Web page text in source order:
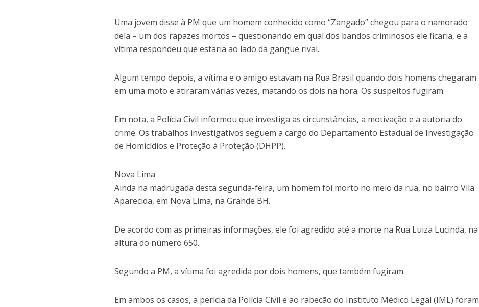
Uma jovem disse à PM que um homem conhecido como “Zangado” chegou para o namorado
dela – um dos rapazes mortos – questionando em qual dos bandos criminosos ele ficaria, e a
vítima respondeu que estaria ao lado da gangue rival.
Algum tempo depois, a vítima e o amigo estavam na Rua Brasil quando dois homens chegaram
em uma moto e atiraram várias vezes, matando os dois na hora. Os suspeitos fugiram.
Em nota, a Polícia Civil informou que investiga as circunstâncias, a motivação e a autoria do
crime. Os trabalhos investigativos seguem a cargo do Departamento Estadual de Investigação
de Homicídios e Proteção à Proteção (DHPP).
Nova Lima
Ainda na madrugada desta segunda-feira, um homem foi morto no meio da rua, no bairro Vila
Aparecida, em Nova Lima, na Grande BH.
De acordo com as primeiras informações, ele foi agredido até a morte na Rua Luiza Lucinda, na
altura do número 650.
Segundo a PM, a vítima foi agredida por dois homens, que também fugiram.
Em ambos os casos, a perícia da Polícia Civil e ao rabecão do Instituto Médico Legal (IML) foram